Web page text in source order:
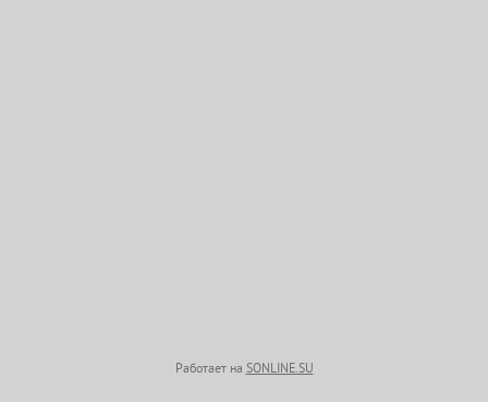
Работает на SONLINE.SU